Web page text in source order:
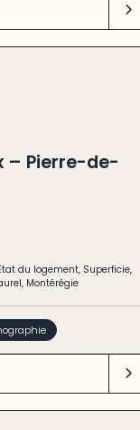
– Pierre-de-
du logement, Superficie,
, Montérégie